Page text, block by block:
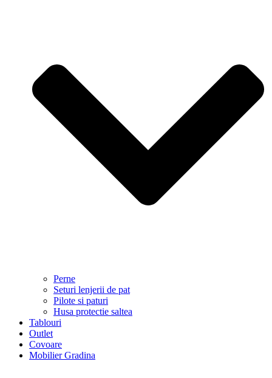
Perne
Seturi lenjerii de pat
Pilote si paturi
Husa protectie saltea
Tablouri
Outlet
Covoare
Mobilier Gradina